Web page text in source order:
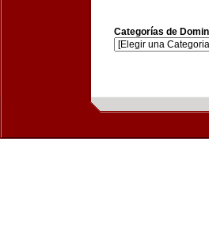
Categorías de